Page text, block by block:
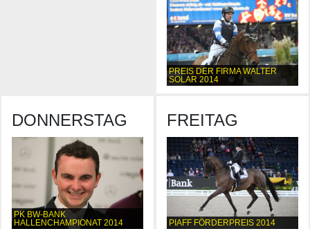
PREIS DER FIRMA WALTER
SOLAR 2014
DONNERSTAG
PK BW-BANK
HALLENCHAMPIONAT 2014
FREITAG
PIAFF FÖRDERPREIS 2014